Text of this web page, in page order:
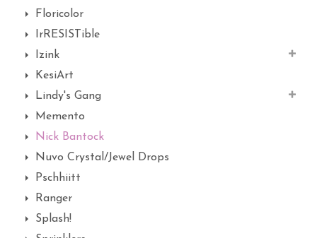
Floricolor
IrRESISTible
Izink
KesiArt
Lindy's Gang
Memento
Nick Bantock
Nuvo Crystal/Jewel Drops
Pschhiitt
Ranger
Splash!